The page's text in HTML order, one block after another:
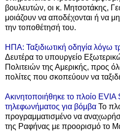
βουλευτών, οι κ. Μητσοτάκης,
μοιάζουν να αποδέχονται ή να
την τοποθέτησή του.
ΗΠΑ: Ταξιδιωτική οδηγία λόγω
Δευτέρα το υπουργείο
Πολιτειών της Αμερικής, προς
πολίτες που σκοπεύουν να
Ακινητοποιήθηκε το πλοίο
τηλεφωνήματος για βόμβα Το
προγραμματισμένο να
της Ραφήνας με προορισμό το